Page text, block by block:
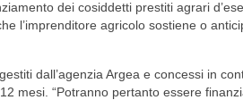
dei cosiddetti prestiti agrari
l’imprenditore agricolo sostiene o
dall’agenzia Argea e concessi in
mesi. “Potranno pertanto essere